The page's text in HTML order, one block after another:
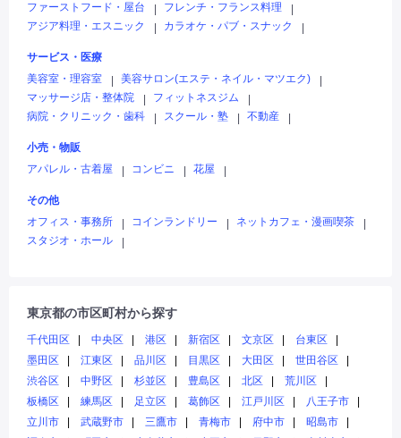
ファーストフード・屋台
フレンチ・フランス料理
アジア料理・エスニック
カラオケ・パブ・スナック
サービス・医療
美容室・理容室
美容サロン(エステ・ネイル・マツエク)
マッサージ店・整体院
フィットネスジム
病院・クリニック・歯科
スクール・塾 不動産
小売・物販
アパレル・古着屋
コンビニ 花屋
その他
オフィス・事務所
コインランドリー ネットカフェ・漫画喫茶
スタジオ・ホール
東京都の市区町村から探す
千代田区 中央区 港区 新宿区 文京区
台東区
墨田区
江東区 品川区 目黒区 大田区
世田谷区
渋谷区
中野区 杉並区 豊島区 北区
荒川区
板橋区
練馬区 足立区 葛飾区 江戸川区
八王子市
立川市
武蔵野市 三鷹市 青梅市 府中市
昭島市